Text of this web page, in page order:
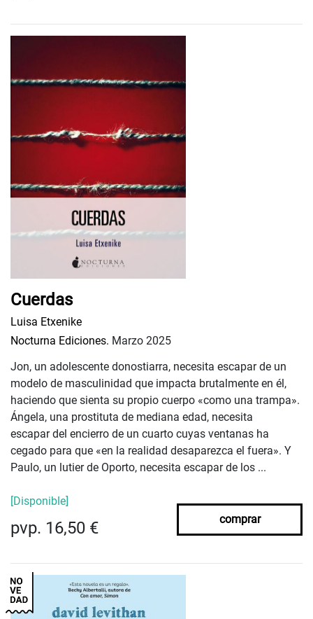
Cuerdas
Luisa Etxenike
Nocturna Ediciones. Marzo 2025
Jon, un adolescente donostiarra, necesita escapar de un
modelo de masculinidad que impacta brutalmente en él,
haciendo que sienta su propio cuerpo «como una trampa».
Ángela, una prostituta de mediana edad, necesita
escapar del encierro de un cuarto cuyas ventanas ha
cegado para que «en la realidad desaparezca el fuera». Y
Paulo, un lutier de Oporto, necesita escapar de los ...
[Disponible]
pvp. 16,50 € comprar